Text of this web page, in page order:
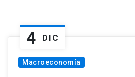
4 DIC
Macroeconomía